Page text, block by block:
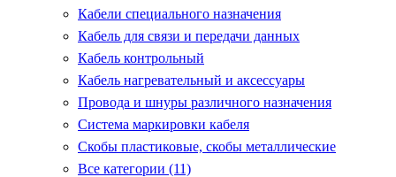
Кабели специального назначения
Кабель для связи и передачи данных
Кабель контрольный
Кабель нагревательный и аксессуары
Провода и шнуры различного назначения
Система маркировки кабеля
Скобы пластиковые, скобы металлические
Все категории (11)